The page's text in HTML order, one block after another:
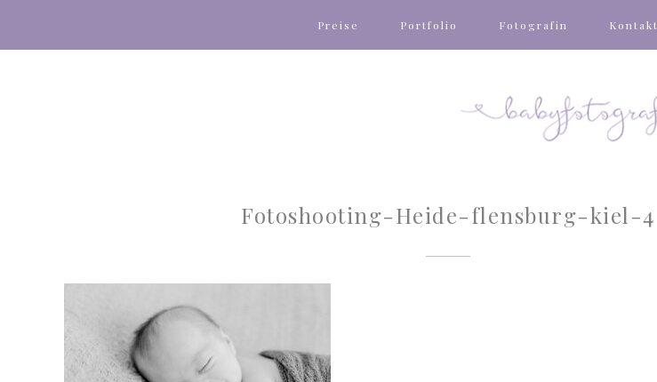
Preise Portfolio Fotografin Kontakt
Fotoshooting-Heide-flensburg-kiel-4